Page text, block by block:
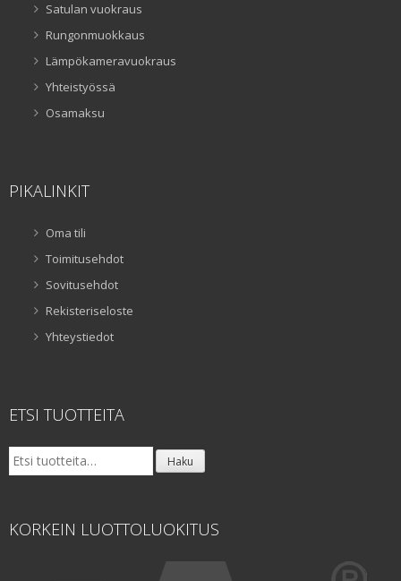
Satulan vuokraus
Rungonmuokkaus
Lämpökameravuokraus
Yhteistyössä
Osamaksu
PIKALINKIT
Oma tili
Toimitusehdot
Sovitusehdot
Rekisteriseloste
Yhteystiedot
ETSI TUOTTEITA
Etsi: Haku
KORKEIN LUOTTOLUOKITUS